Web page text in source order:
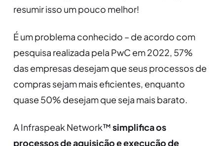
resumir isso um pouco melhor!
É um problema conhecido – de acordo com
pesquisa realizada pela PwC em 2022, 57%
das empresas desejam que seus processos de
compras sejam mais eficientes, enquanto
quase 50% desejam que seja mais barato.
A Infraspeak Network™simplifica os
processos de aquisição e execução de